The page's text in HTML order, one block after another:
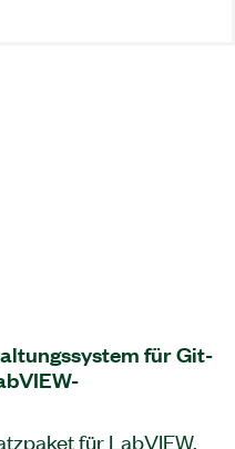
für Git-
für LabVIEW,